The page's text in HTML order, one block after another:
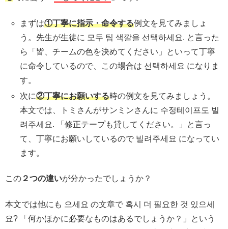
まずは①丁寧に指示・命令する例文を見てみましょ
う。先生が生徒に 모두 팀 색깔을 선택하세요. と言った
ら「皆、チームの色を決めてください」といって丁寧
に命令しているので、この場合は 선택하세요 になりま
す。
次に②丁寧にお願いする時の例文を見てみましょう。
本文では、トミさんがサンミンさんに 수정테이프도 빌
려주세요. 「修正テープも貸してください。」と言っ
て、丁寧にお願いしているので 빌려주세요 になってい
ます。
この ２つの違いが分かったでしょうか？
本文では他にも 으세요 の文章で 혹시 더 필요한 것 있으세
요? 「何かほかに必要なものはあるでしょうか？」という